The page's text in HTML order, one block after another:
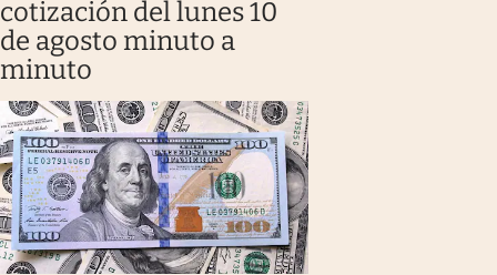
cotización del lunes 10
de agosto minuto a
minuto